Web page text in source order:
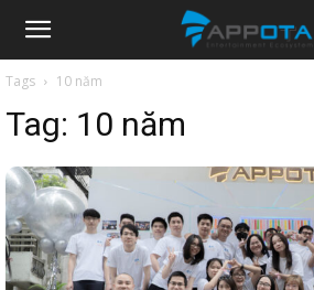
Appota
News
Tags 10 năm
Tag: 10 năm